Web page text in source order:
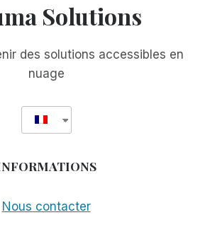
Solutions
des solutions accessibles en
nuage
Nous contacter